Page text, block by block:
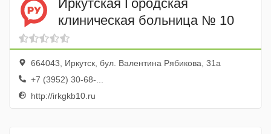
Иркутская Городская
клиническая больница № 10
664043, Иркутск, бул. Валентина Рябикова, 31а
+7 (3952) 30-68-...
http://irkgkb10.ru